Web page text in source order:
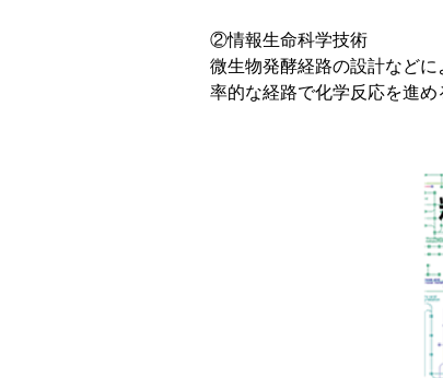
②情報生命科学技術
微生物発酵経路の設計など
率的な経路で化学反応を進め